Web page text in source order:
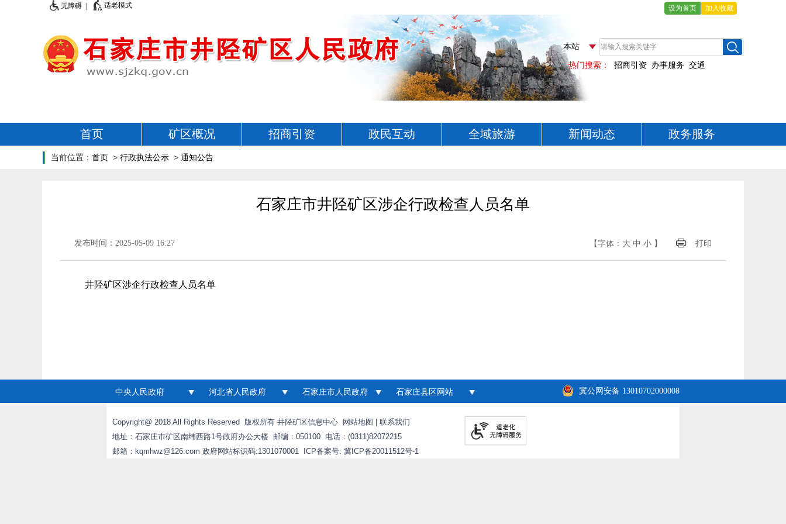
无障碍 | 适老模式 设为首页 加入收藏
首页 矿区概况 招商引资 政民互动 全域旅游 新闻动态 政务服务
当前位置： 首页 > 行政执法公示 > 通知公告
石家庄市井陉矿区涉企行政检查人员名单
发布时间：2025-05-09 16:27 【字体： 大 中 小 】 打印
井陉矿区涉企行政检查人员名单